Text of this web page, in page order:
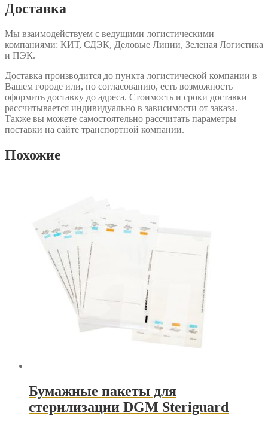
Доставка
Мы взаимодействуем с ведущими логистическими
компаниями: КИТ, СДЭК, Деловые Линии, Зеленая Логистика
и ПЭК.
Доставка производится до пункта логистической компании в
Вашем городе или, по согласованию, есть возможность
оформить доставку до адреса. Стоимость и сроки доставки
рассчитывается индивидуально в зависимости от заказа.
Также вы можете самостоятельно рассчитать параметры
поставки на сайте транспортной компании.
Похожие
Бумажные пакеты для
стерилизации DGM Steriguard